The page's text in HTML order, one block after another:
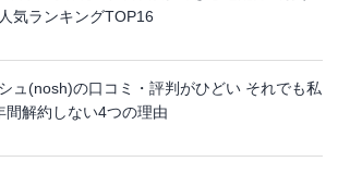
気ランキングTOP16
ュ(nosh)の口コミ・評判がひどい それでも私
間解約しない4つの理由